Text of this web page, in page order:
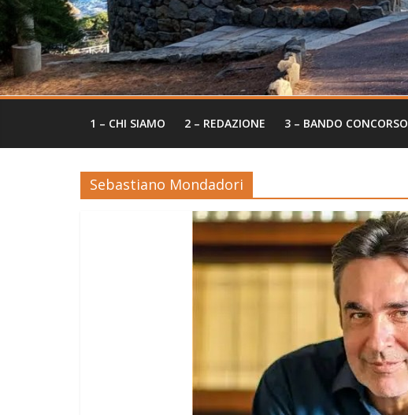
1 – CHI SIAMO 2 – REDAZIONE 3 – BANDO CONCORSO
Sebastiano Mondadori